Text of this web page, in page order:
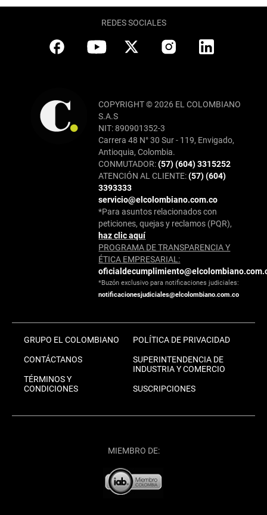
REDES SOCIALES
COPYRIGHT © 2026 EL COLOMBIANO
S.A.S
NIT: 890901352-3
Carrera 48 N° 30 Sur - 119, Envigado,
Antioquia, Colombia.
CONMUTADOR:(57) (604) 3315252
ATENCIÓN AL CLIENTE:(57) (604)
3393333
servicio@elcolombiano.com.co
*Para asuntos relacionados con
peticiones, quejas y reclamos (PQR),
haz clic aquí
PROGRAMA DE TRANSPARENCIA Y
ÉTICA EMPRESARIAL:
*Buzón exclusivo para notificaciones judiciales:
notificacionesjudiciales@elcolombiano.com.co
GRUPO EL COLOMBIANO
CONTÁCTANOS
TÉRMINOS Y
CONDICIONES
POLÍTICA DE PRIVACIDAD
SUPERINTENDENCIA DE
INDUSTRIA Y COMERCIO
SUSCRIPCIONES
MIEMBRO DE: